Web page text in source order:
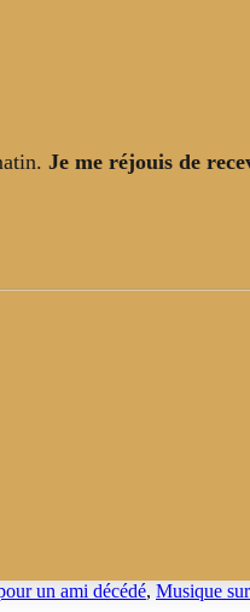
Je me réjouis de
un ami décédé, Musique